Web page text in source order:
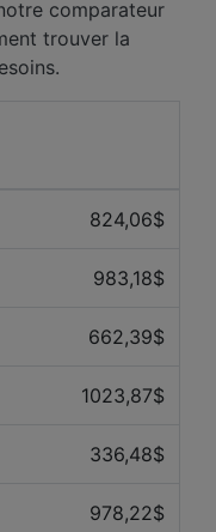
comparateur
trouver la
824,06$
983,18$
662,39$
1023,87$
336,48$
978,22$